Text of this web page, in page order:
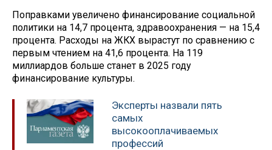
Поправками увеличено финансирование социальной
политики на 14,7 процента, здравоохранения — на 15,4
процента. Расходы на ЖКХ вырастут по сравнению с
первым чтением на 41,6 процента. На 119
миллиардов больше станет в 2025 году
финансирование культуры.
Эксперты назвали пять
самых
высокооплачиваемых
профессий